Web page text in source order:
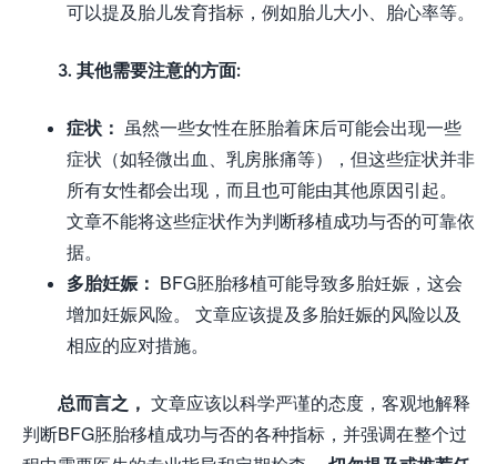
可以提及胎儿发育指标，例如胎儿大小、胎心率等。
3. 其他需要注意的方面:
症状：
虽然一些女性在胚胎着床后可能会出现一些
症状（如轻微出血、乳房胀痛等），但这些症状并非
所有女性都会出现，而且也可能由其他原因引起。
文章不能将这些症状作为判断移植成功与否的可靠依
据。
多胎妊娠： BFG胚胎移植可能导致多胎妊娠，这会
增加妊娠风险。 文章应该提及多胎妊娠的风险以及
相应的应对措施。
总而言之， 文章应该以科学严谨的态度，客观地解释
判断BFG胚胎移植成功与否的各种指标，并强调在整个过